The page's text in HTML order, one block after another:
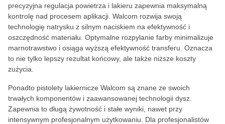
precyzyjna regulacja powietrza i lakieru zapewnia maksymalną
kontrolę nad procesem aplikacji. Walcom rozwija swoją
technologię natrysku z silnym naciskiem na efektywność i
oszczędność materiału. Optymalne rozpylanie farby minimalizuje
marnotrawstwo i osiąga wyższą efektywność transferu. Oznacza
to nie tylko lepszy rezultat końcowy, ale także niższe koszty
zużycia.
Ponadto pistolety lakiernicze Walcom są znane ze swoich
trwałych komponentów i zaawansowanej technologii dysz.
Zapewnia to długą żywotność i stałe wyniki, nawet przy
intensywnym profesjonalnym użytkowaniu. Dla profesjonalistów